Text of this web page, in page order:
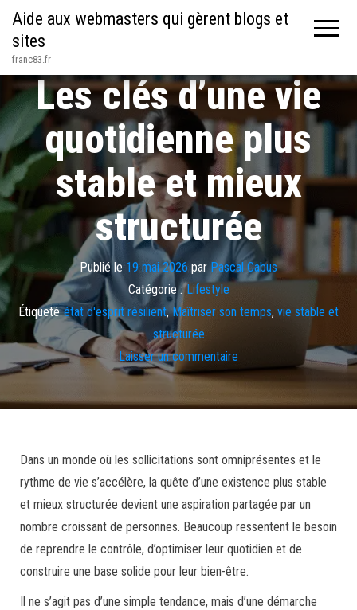
Aide aux webmasters qui gèrent blogs et
sites
franc83.fr
Les clés d’une vie
quotidienne plus
stable et mieux
structurée
Publié le 19 mai 2026 par Pascal Cabus
Catégorie : Lifestyle
Étiqueté état d'esprit résilient,Maîtriser son temps, vie stable et
structurée
Laisser un commentaire
Dans un monde où les sollicitations sont omniprésentes et le
rythme de vie s’accélère, la quête d’une existence plus stable
et mieux structurée devient une aspiration partagée par un
nombre croissant de personnes. Beaucoup ressentent le besoin
de reprendre le contrôle, d’optimiser leur quotidien et de
construire une base solide pour leur bien-être.
Il ne s’agit pas d’une simple tendance, mais d’une démarche